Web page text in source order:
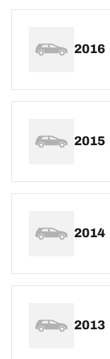
2016
2015
2014
2013